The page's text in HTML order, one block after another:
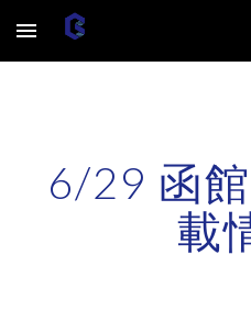
Skip to main content
6/29 函
載